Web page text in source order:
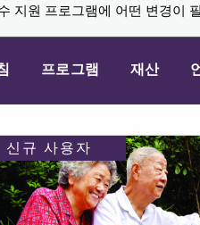
지원 프로그램에 어떤 변경이
프로그램 재산
신규 사용자